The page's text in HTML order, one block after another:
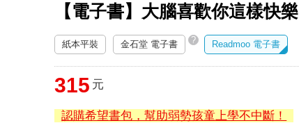
【電子書】大腦喜歡你這樣快樂
紙本平裝 金石堂 電子書 ? Readmoo 電子書
315 元
認購希望書包，幫助弱勢孩童上學不中斷！